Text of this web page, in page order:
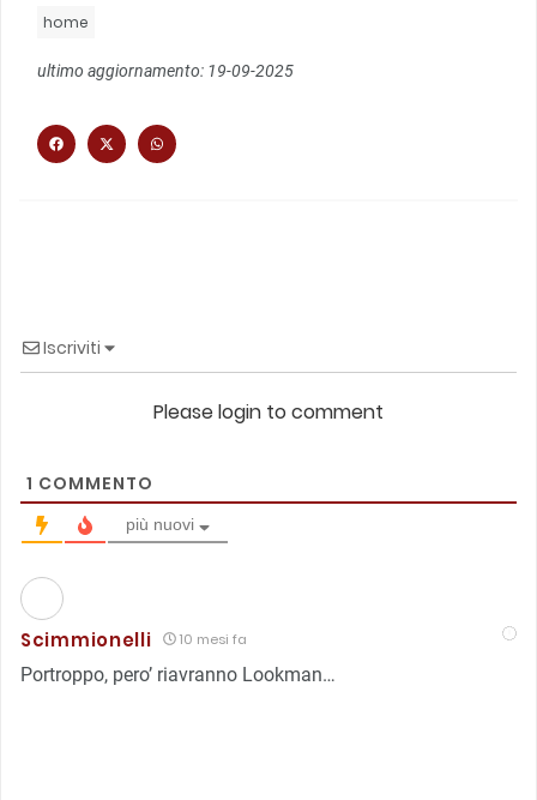
home
ultimo aggiornamento: 19-09-2025
Iscriviti
Please login to comment
1 COMMENTO
più nuovi
Scimmionelli 10 mesi fa
Portroppo, pero’ riavranno Lookman…